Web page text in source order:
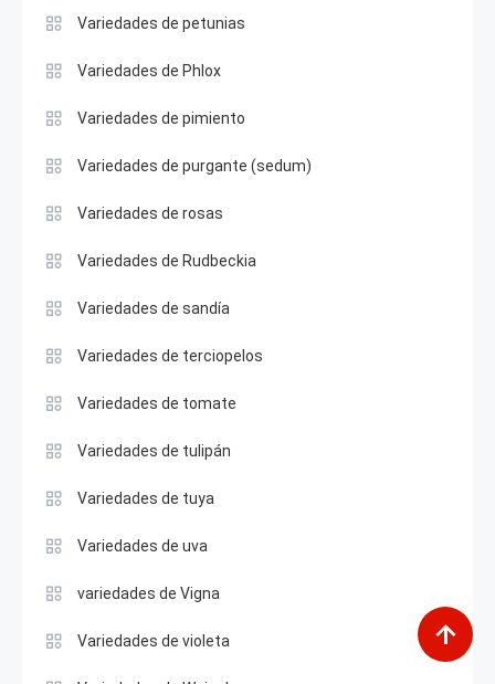
Variedades de petunias
Variedades de Phlox
Variedades de pimiento
Variedades de purgante (sedum)
Variedades de rosas
Variedades de Rudbeckia
Variedades de sandía
Variedades de terciopelos
Variedades de tomate
Variedades de tulipán
Variedades de tuya
Variedades de uva
variedades de Vigna
Variedades de violeta